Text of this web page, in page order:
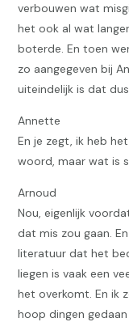
verbouwen wat
het ook al wat
boterde. En toen
zo aangegeven bij
uiteindelijk is dat
Annette
En je zegt, ik heb
woord, maar wat is
Arnoud
Nou, eigenlijk
dat mis zou gaan.
literatuur dat het
liegen is vaak een
het overkomt. En ik
hoop dingen